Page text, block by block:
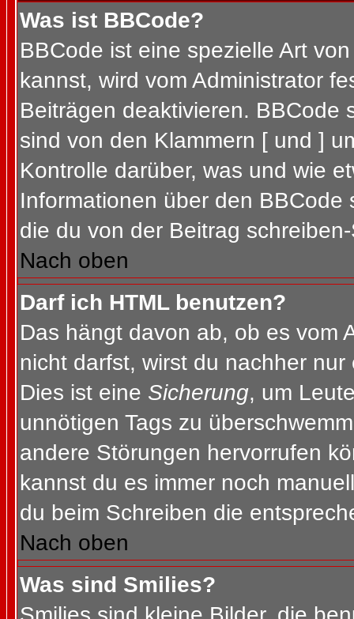
Was ist BBCode?
BBCode ist eine spezielle Art
kannst, wird vom Administrator
Beiträgen deaktivieren. BBCode
sind von den Klammern [ und ]
Kontrolle darüber, was und wie
Informationen über den
die du von der Beitrag
Nach oben
Darf ich HTML benutzen?
Das hängt davon ab, ob es vom
nicht darfst, wirst du nachher
Dies ist eine Sicherung, um
unnötigen Tags zu
andere Störungen hervorrufen
kannst du es immer noch
du beim Schreiben die
Nach oben
Was sind Smilies?